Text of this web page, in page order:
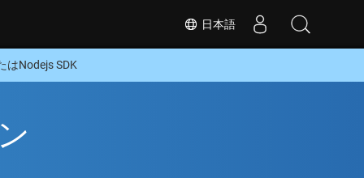
日本語
はNodejs SDK